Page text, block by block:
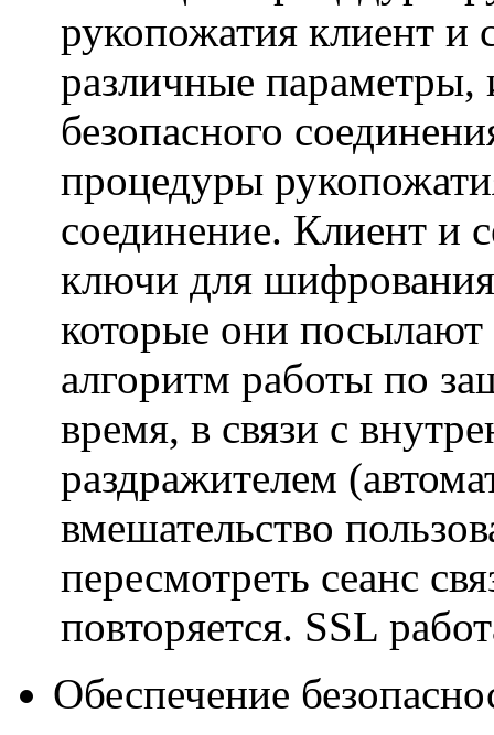
рукопожатия клиент и
различные параметры,
безопасного
процедуры
соединение. Клиент и
ключи для
которые они
алгоритм работы по
время, в связи с
раздражителем
вмешательство
пересмотреть сеанс
повторяется. SSL
Обеспечение